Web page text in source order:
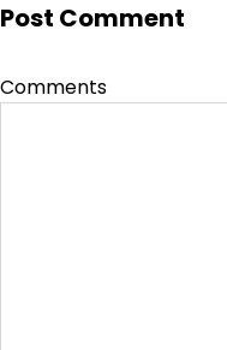
Post Comment
Comments